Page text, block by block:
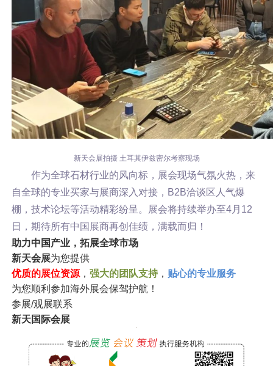
新天会展拍摄 土耳其伊兹密尔考察现场
作为全球石材行业的风向标，展会现场气氛火热，来
自全球的专业买家与展商深入对接，B2B洽谈区人气爆
棚，技术论坛等活动精彩纷呈。展会将持续举办至4月12
日，期待所有中国展商再创佳绩，满载而归！
助力中国产业，拓展全球市场
新天会展为您提供
优质的展位资源， 强大的团队支持， 贴心的专业服务
为您顺利参加海外展会保驾护航！
参展/观展联系
新天国际会展